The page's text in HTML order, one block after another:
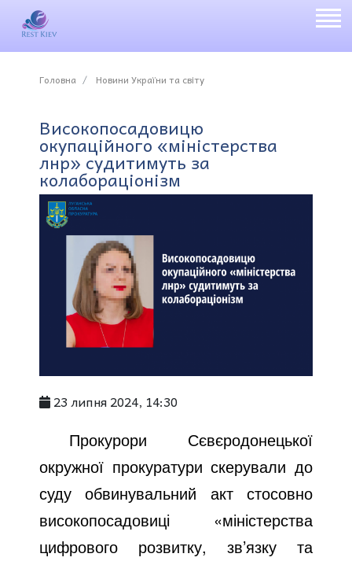
Головна Новини України та світу
Високопосадовицю
окупаційного «міністерства
лнр» судитимуть за
колабораціонізм
23 липня 2024, 14:30
Прокурори Сєвєродонецької
окружної прокуратури скерували до
суду обвинувальний акт стосовно
високопосадовиці «міністерства
цифрового розвитку, зв’язку та